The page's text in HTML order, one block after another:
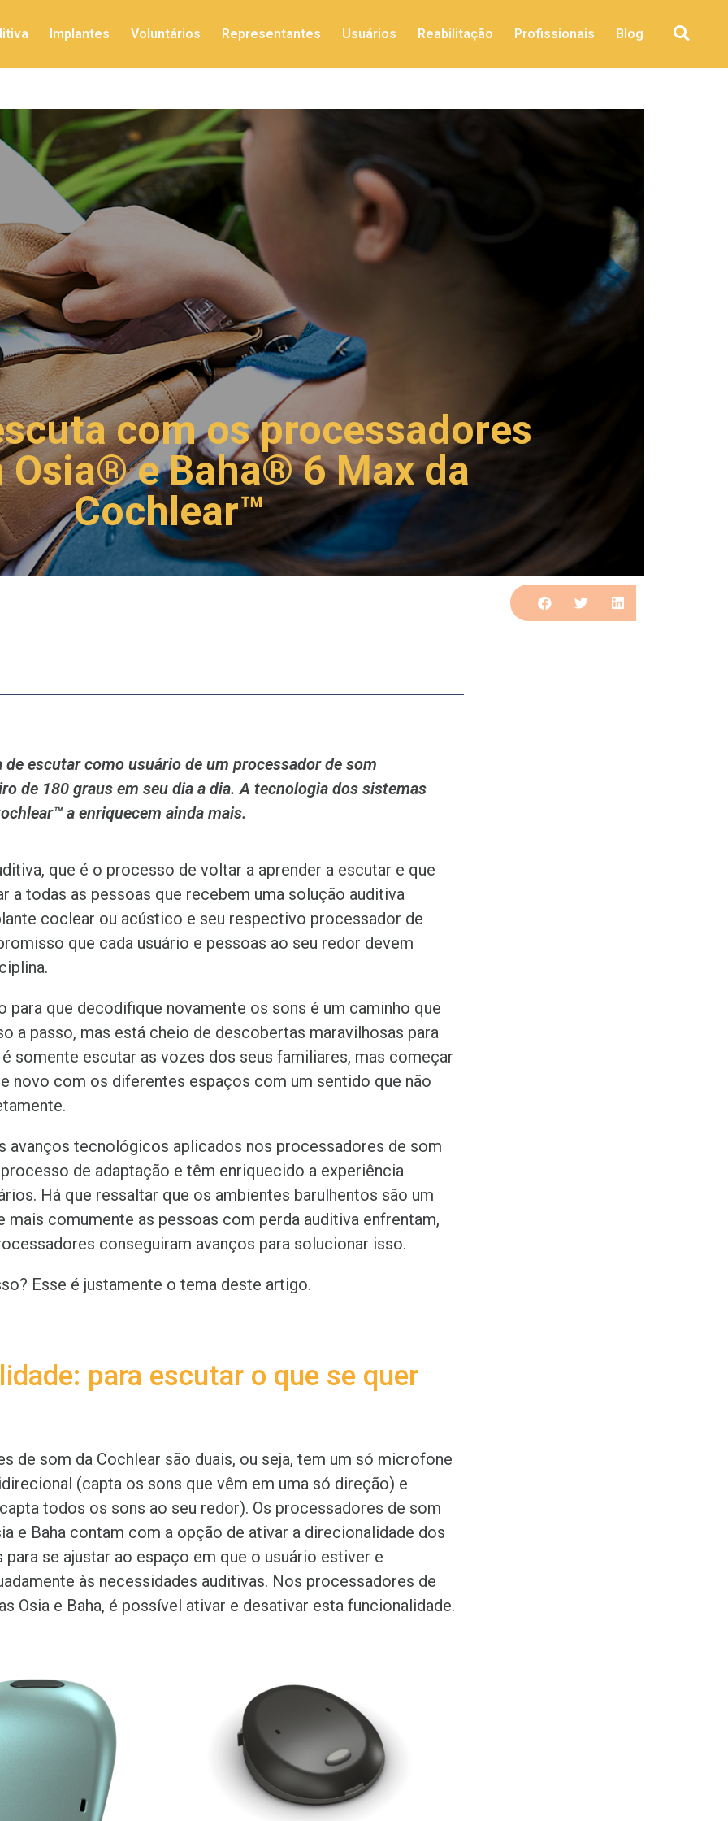
Implantes Voluntários Representantes Usuários Reabilitação Profissionais Blog
com os processadores
Osia® e Baha® 6 Max da
Cochlear™
de escutar como usuário de um processador de som
de 180 graus em seu dia a dia. A tecnologia dos sistemas
a enriquecem ainda mais.
que é o processo de voltar a aprender a escutar e que
a todas as pessoas que recebem uma solução auditiva
coclear ou acústico e seu respectivo processador de
que cada usuário e pessoas ao seu redor devem
para que decodifique novamente os sons é um caminho que
a passo, mas está cheio de descobertas maravilhosas para
somente escutar as vozes dos seus familiares, mas começar
novo com os diferentes espaços com um sentido que não
avanços tecnológicos aplicados nos processadores de som
de adaptação e têm enriquecido a experiência
Há que ressaltar que os ambientes barulhentos são um
mais comumente as pessoas com perda auditiva enfrentam,
conseguiram avanços para solucionar isso.
Esse é justamente o tema deste artigo.
para escutar o que se quer
de som da Cochlear são duais, ou seja, tem um só microfone
(capta os sons que vêm em uma só direção) e
todos os sons ao seu redor). Os processadores de som
e Baha contam com a opção de ativar a direcionalidade dos
se ajustar ao espaço em que o usuário estiver e
às necessidades auditivas. Nos processadores de
Osia e Baha, é possível ativar e desativar esta funcionalidade.